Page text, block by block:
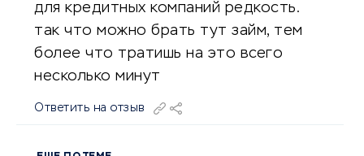
для кредитных компаний редкость.
так что можно брать тут займ, тем
более что тратишь на это всего
несколько минут
Ответить на отзыв